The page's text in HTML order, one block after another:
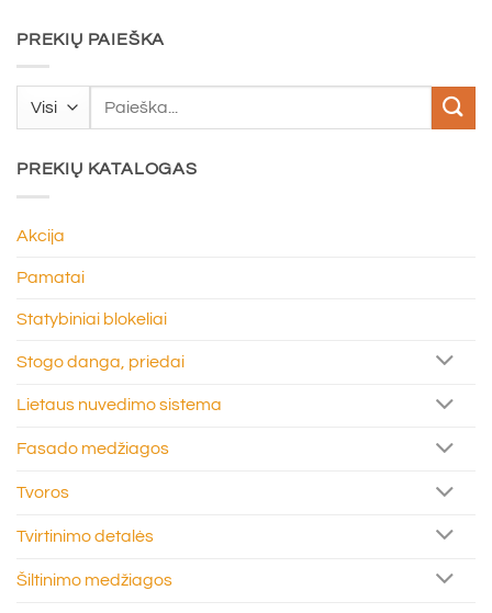
PREKIŲ PAIEŠKA
Ieškoti:
PREKIŲ KATALOGAS
Akcija
Pamatai
Statybiniai blokeliai
Stogo danga, priedai
Lietaus nuvedimo sistema
Fasado medžiagos
Tvoros
Tvirtinimo detalės
Šiltinimo medžiagos